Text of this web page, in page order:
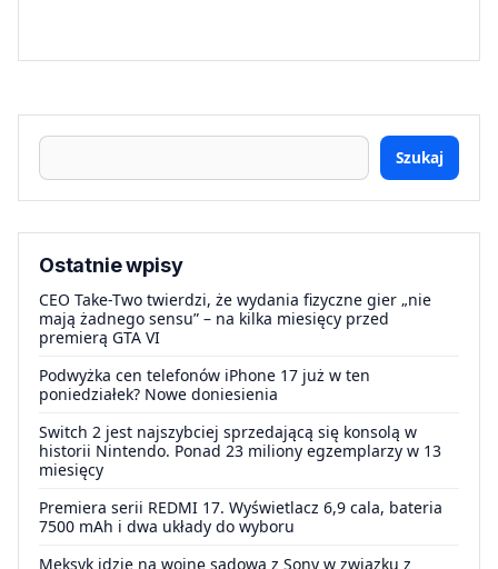
Szukaj
Ostatnie wpisy
CEO Take-Two twierdzi, że wydania fizyczne gier „nie
mają żadnego sensu” – na kilka miesięcy przed
premierą GTA VI
Podwyżka cen telefonów iPhone 17 już w ten
poniedziałek? Nowe doniesienia
Switch 2 jest najszybciej sprzedającą się konsolą w
historii Nintendo. Ponad 23 miliony egzemplarzy w 13
miesięcy
Premiera serii REDMI 17. Wyświetlacz 6,9 cala, bateria
7500 mAh i dwa układy do wyboru
Meksyk idzie na wojnę sądową z Sony w związku z